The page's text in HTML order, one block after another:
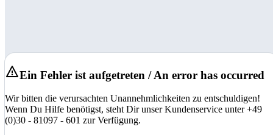
Ein Fehler ist aufgetreten / An error has occurred
Wir bitten die verursachten Unannehmlichkeiten zu entschuldigen!
Wenn Du Hilfe benötigst, steht Dir unser Kundenservice unter +49
(0)30 - 81097 - 601 zur Verfügung.